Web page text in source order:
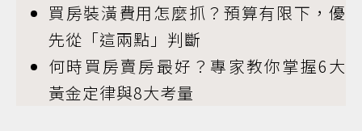
買房裝潢費用怎麼抓？預算有限下，優
先從「這兩點」判斷
何時買房賣房最好？專家教你掌握6大
黃金定律與8大考量